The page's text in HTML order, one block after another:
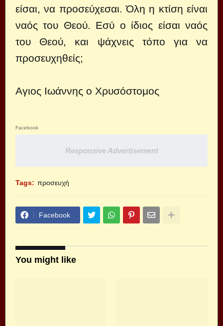
είσαι, να προσεύχεσαι. Όλη η κτίση είναι
ναός του Θεού. Εσύ ο ίδιος είσαι ναός
του Θεού, και ψάχνεις τόπο για να
προσευχηθείς;
Αγιος Ιωάννης ο Χρυσόστομος
Facebook
Responsive Advertisement
Tags: προσευχή
Facebook
You might like